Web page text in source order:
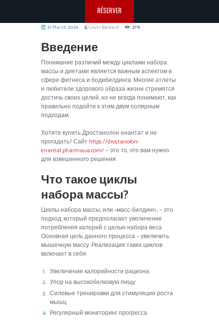
RÉSERVER
31 March 2026 Louis Bedard 279
Введение
Понимание различий между циклами набора
массы и диетами является важным аспектом в
сфере фитнеса и бодибилдинга. Многие атлеты
и любители здорового образа жизни стремятся
достичь своих целей, но не всегда понимают, как
правильно подойти к этим двум полярным
подходам.
Хотите купить Дростанолон енантат и не
прогадать? Сайт https://drostanolon-
enantat.pharmaua.com/— это то, что вам нужно
для взвешенного решения.
Что такое циклы
набора массы?
Циклы набора массы, или «масс-билдинг», — это
подход, который предполагает увеличение
потребления калорий с целью набора веса.
Основная цель данного процесса — увеличить
мышечную массу. Реализация таких циклов
включает в себя:
Увеличение калорийности рациона.
Упор на высокобелковую пищу.
Силовые тренировки для стимуляции роста
мышц.
Регулярный мониторинг прогресса.